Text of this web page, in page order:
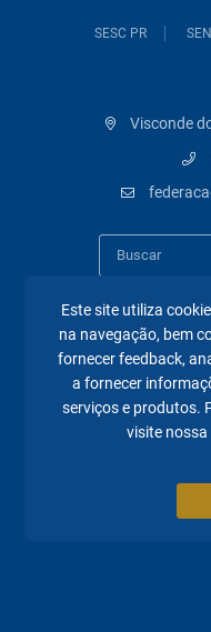
SESC PR
Visconde
A
Este site utiliza
na navegação, bem
fornecer feedback,
a fornecer
serviços e produtos.
visite nossa